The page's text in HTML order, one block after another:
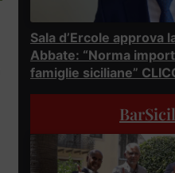
Sala d’Ercole approva
Abbate: “Norma
famiglie siciliane”